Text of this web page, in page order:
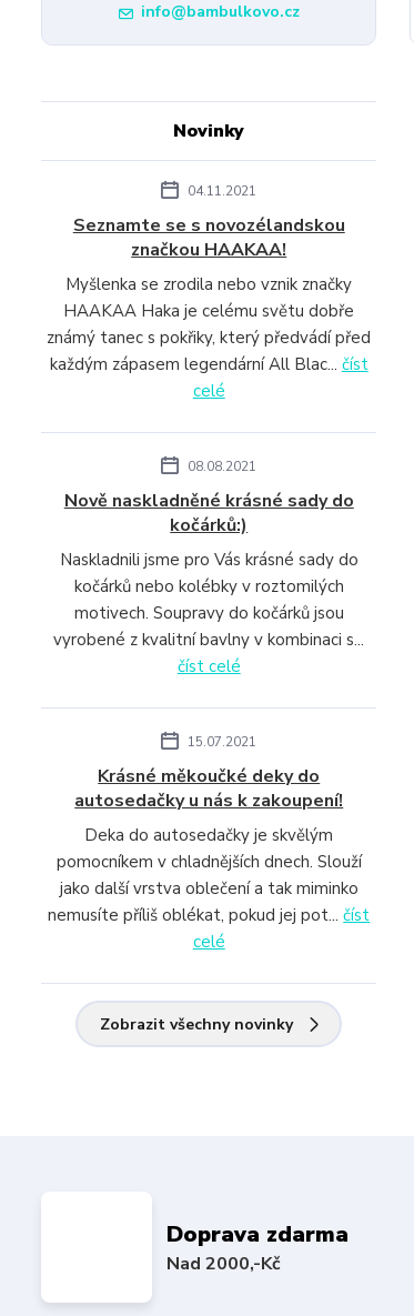
info@bambulkovo.cz
Novinky
04.11.2021
Seznamte se s novozélandskou
značkou HAAKAA!
Myšlenka se zrodila nebo vznik značky
HAAKAA Haka je celému světu dobře
známý tanec s pokřiky, který předvádí před
každým zápasem legendární All Blac... číst
celé
08.08.2021
Nově naskladněné krásné sady do
kočárků:)
Naskladnili jsme pro Vás krásné sady do
kočárků nebo kolébky v roztomilých
motivech. Soupravy do kočárků jsou
vyrobené z kvalitní bavlny v kombinaci s...
číst celé
15.07.2021
Krásné měkoučké deky do
autosedačky u nás k zakoupení!
Deka do autosedačky je skvělým
pomocníkem v chladnějších dnech. Slouží
jako další vrstva oblečení a tak miminko
nemusíte příliš oblékat, pokud jej pot...číst
celé
Zobrazit všechny novinky
Doprava zdarma
Nad 2000,-Kč